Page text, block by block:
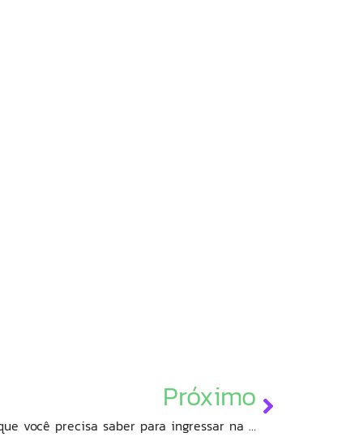
Próximo
O caminho dos bits: o básico que você precisa saber para ingressar na área de TI